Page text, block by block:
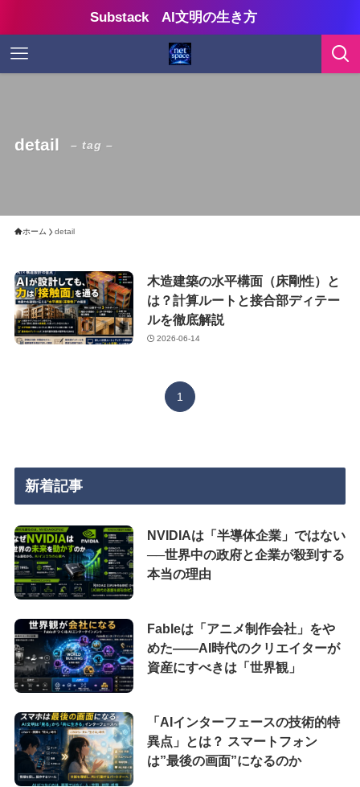
Substack AI文明の生き方
detail – tag –
ホーム detail
木造建築の水平構面（床剛性）と
は？計算ルートと接合部ディテー
ルを徹底解説
2026-06-14
1
新着記事
NVIDIAは「半導体企業」ではない
──世界中の政府と企業が殺到する
本当の理由
Fableは「アニメ制作会社」をや
めた――AI時代のクリエイターが
資産にすべきは「世界観」
「AIインターフェースの技術的特
異点」とは？ スマートフォン
は”最後の画面”になるのか